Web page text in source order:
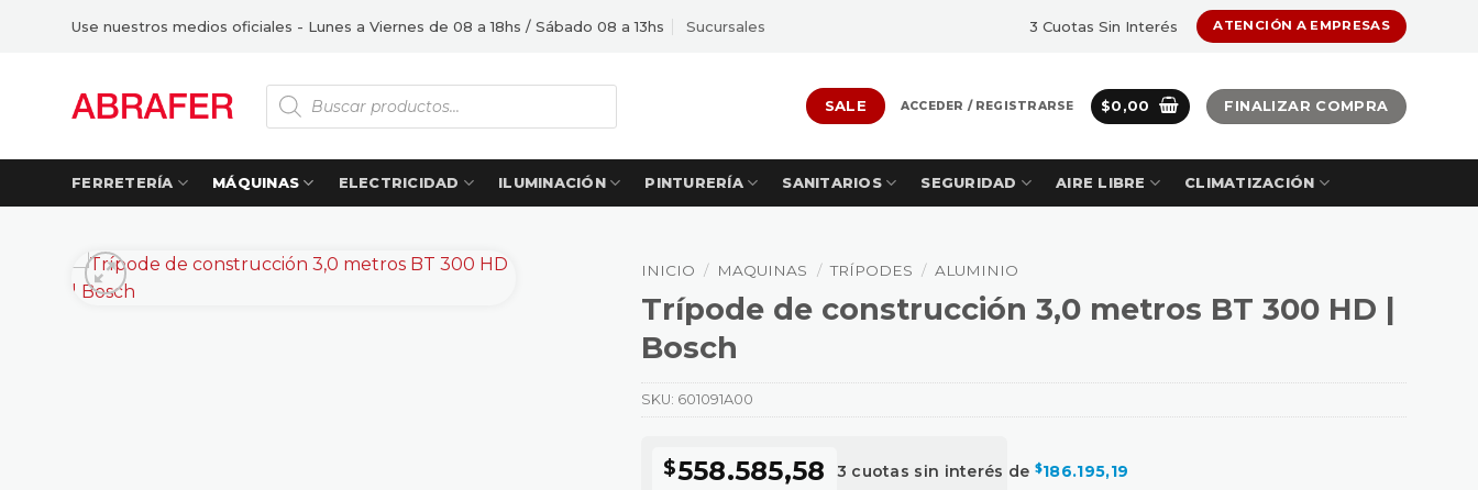
Use nuestros medios oficiales - Lunes a Viernes de 08 a 18hs / Sábado 08 a 13hs Sucursales 3 Cuotas Sin Interés ATENCIÓN A EMPRESAS
Búsqueda
de
productos
SALE ACCEDER / REGISTRARSE $0,00 FINALIZAR COMPRA
FERRETERÍA MÁQUINAS ELECTRICIDAD ILUMINACIÓN PINTURERÍA SANITARIOS SEGURIDAD AIRE LIBRE CLIMATIZACIÓN
INICIO / MAQUINAS / TRÍPODES / ALUMINIO
Trípode de construcción 3,0 metros BT 300 HD |
Bosch
$558.585,58 3 cuotas sin interés de $186.195,19
SKU: 601091A00